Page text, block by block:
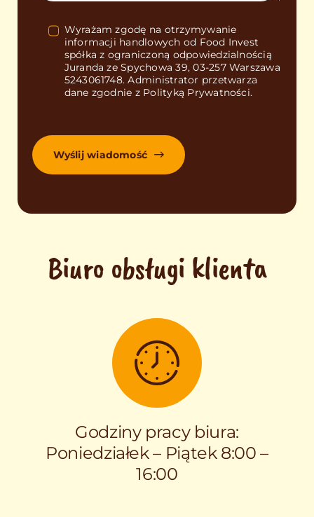
Wyrażam zgodę na otrzymywanie
informacji handlowych od Food Invest
spółka z ograniczoną odpowiedzialnością
Juranda ze Spychowa 39, 03-257 Warszawa
5243061748. Administrator przetwarza
dane zgodnie z Polityką Prywatności.
Wyślij wiadomość
Biuro obsługi klienta
Godziny pracy biura:
Poniedziałek – Piątek 8:00 –
16:00